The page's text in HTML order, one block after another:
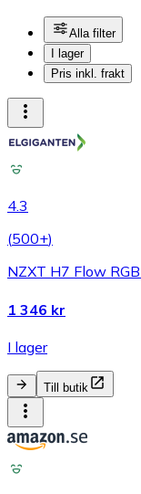
Alla filter
I lager
Pris inkl. frakt
4.3
(500+)
NZXT H7 Flow
1 346 kr
I lager
Till butik